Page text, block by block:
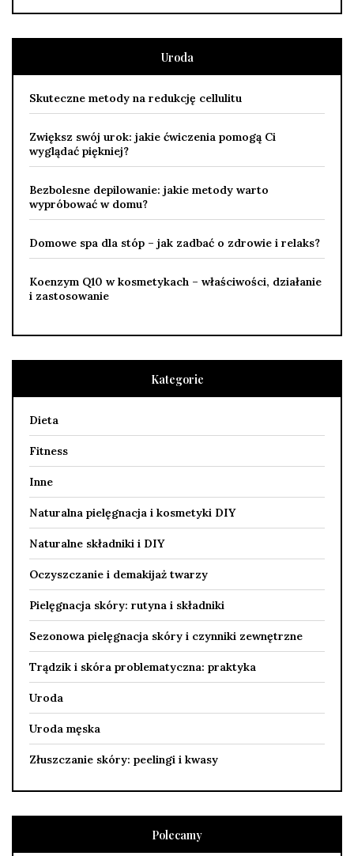
Uroda
Skuteczne metody na redukcję cellulitu
Zwiększ swój urok: jakie ćwiczenia pomogą Ci
wyglądać piękniej?
Bezbolesne depilowanie: jakie metody warto
wypróbować w domu?
Domowe spa dla stóp – jak zadbać o zdrowie i relaks?
Koenzym Q10 w kosmetykach – właściwości, działanie
i zastosowanie
Kategorie
Dieta
Fitness
Inne
Naturalna pielęgnacja i kosmetyki DIY
Naturalne składniki i DIY
Oczyszczanie i demakijaż twarzy
Pielęgnacja skóry: rutyna i składniki
Sezonowa pielęgnacja skóry i czynniki zewnętrzne
Trądzik i skóra problematyczna: praktyka
Uroda
Uroda męska
Złuszczanie skóry: peelingi i kwasy
Polecamy